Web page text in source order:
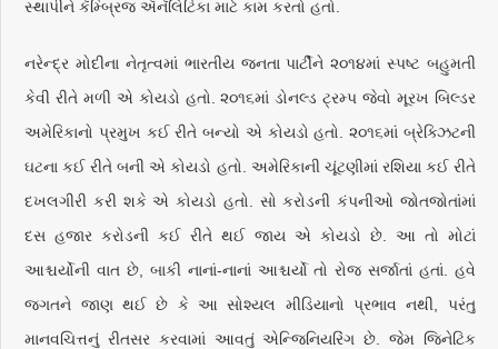
સ્થાપીને કૅમ્બ્રિજ ઍનૅલિટિકા માટે કામ કરતો હતો.
નરેન્દ્ર મોદીના નેતૃત્વમાં ભારતીય જનતા પાર્ટીને ૨૦૧૪માં સ્પષ્ટ બહુમતી
કેવી રીતે મળી એ કોયડો હતો. ૨૦૧૬માં ડોનલ્ડ ટ્રમ્પ જેવો મૂરખ બિલ્ડર
અમેરિકાનો પ્રમુખ કઈ રીતે બન્યો એ કોયડો હતો. ૨૦૧૬માં બ્રેક્ઝિટની
ઘટના કઈ રીતે બની એ કોયડો હતો. અમેરિકાની ચૂંટણીમાં રશિયા કઈ રીતે
દખલગીરી કરી શકે એ કોયડો હતો. સો કરોડની કંપનીઓ જોતજોતાંમાં
દસ હજાર કરોડની કઈ રીતે થઈ જાય એ કોયડો છે. આ તો મોટાં
આશ્ચર્યોની વાત છે, બાકી નાનાં-નાનાં આશ્ચર્યો તો રોજ સર્જા‍તાં હતાં. હવે
જગતને જાણ થઈ છે કે આ સોશ્યલ મીડિયાનો પ્રભાવ નથી, પરંતુ
માનવચિત્તનું રીતસર કરવામાં આવતું એન્જિનિયરિંગ છે. જેમ જિનેટિક